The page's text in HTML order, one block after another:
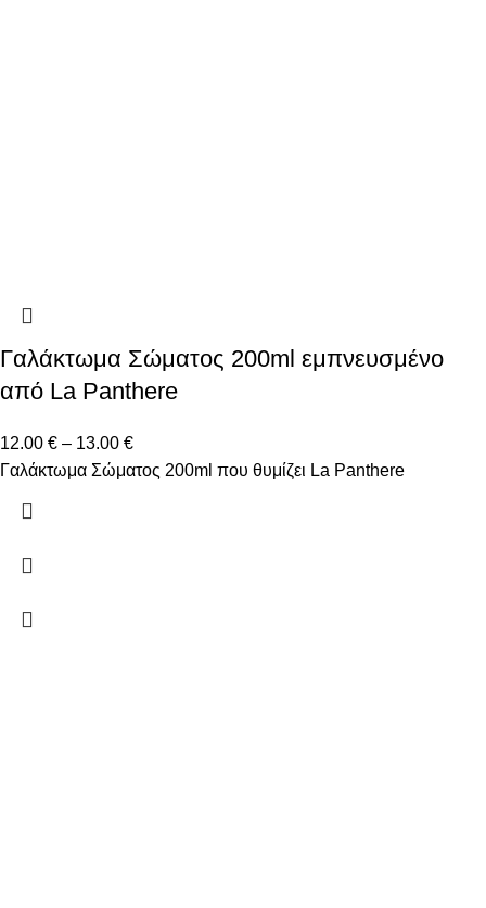
Γαλάκτωμα Σώματος 200ml εμπνευσμένο
από La Panthere
12.00 € – 13.00 €
Γαλάκτωμα Σώματος 200ml που θυμίζει La Panthere